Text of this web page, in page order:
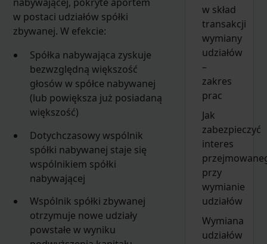
nabywającej, pokryte aportem
w postaci udziałów spółki
zbywanej. W efekcie:
Spółka nabywająca zyskuje
bezwzględną większość
głosów w spółce nabywanej
(lub powiększa już posiadaną
większość)
Dotychczasowy wspólnik
spółki nabywanej staje się
wspólnikiem spółki
nabywającej
Wspólnik spółki zbywanej
otrzymuje nowe udziały
powstałe w wyniku
w skład
transakcji
wymiany
udziałów
–
zakres
prac
Jak
zabezpieczyć
interes
przy
wymianie
udziałów
Wymiana
udziałów